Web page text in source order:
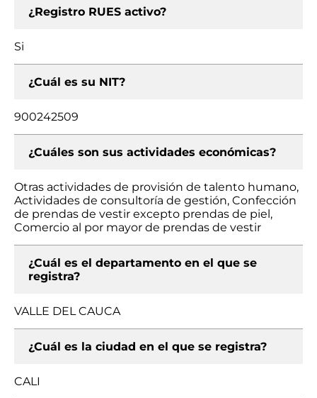
¿Registro RUES activo?
Si
¿Cuál es su NIT?
900242509
¿Cuáles son sus actividades económicas?
Otras actividades de provisión de talento humano,
Actividades de consultoría de gestión, Confección
de prendas de vestir excepto prendas de piel,
Comercio al por mayor de prendas de vestir
¿Cuál es el departamento en el que se
registra?
VALLE DEL CAUCA
¿Cuál es la ciudad en el que se registra?
CALI